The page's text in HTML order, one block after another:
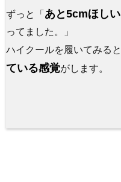
ずっと「 あと5cmほしい
ってました。」
ハイクールを履いてみると
ている感覚がします。